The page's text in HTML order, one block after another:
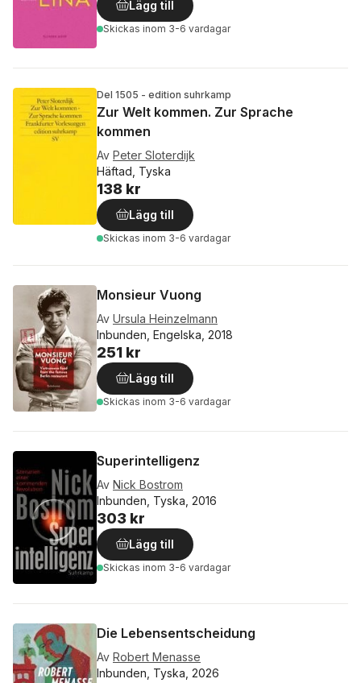
Lägg till
Skickas inom 3-6 vardagar
Del 1505 - edition suhrkamp
Zur Welt kommen. Zur Sprache
kommen
Av Peter Sloterdijk
Häftad, Tyska
138 kr
Lägg till
Skickas inom 3-6 vardagar
Monsieur Vuong
Av Ursula Heinzelmann
Inbunden, Engelska, 2018
251 kr
Lägg till
Skickas inom 3-6 vardagar
Superintelligenz
Av Nick Bostrom
Inbunden, Tyska, 2016
303 kr
Lägg till
Skickas inom 3-6 vardagar
Die Lebensentscheidung
Av Robert Menasse
Inbunden, Tyska, 2026